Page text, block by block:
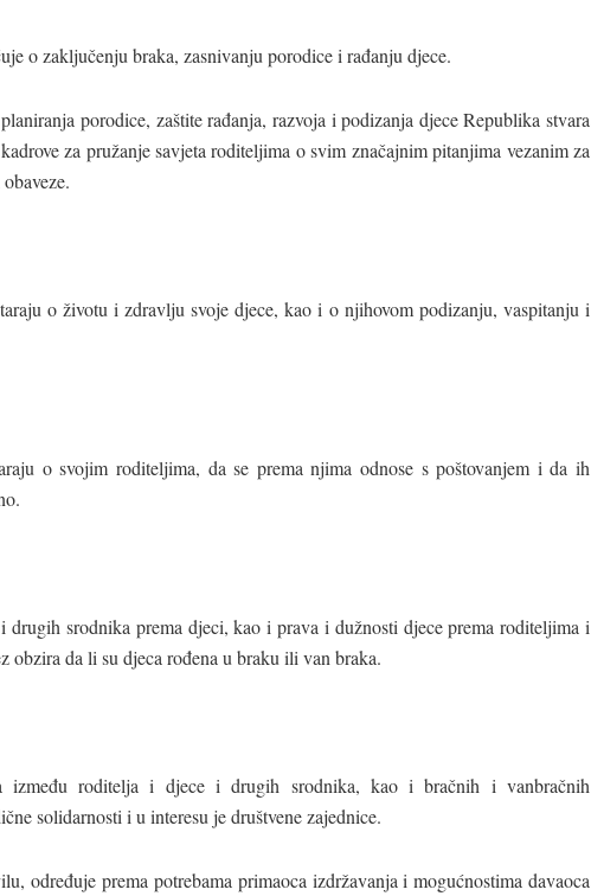
o zaključenju braka, zasnivanju porodice i rađanju djece.
porodice, zaštite rađanja, razvoja i podizanja djece Republika stvara
za pružanje savjeta roditeljima o svim značajnim pitanjima vezanim za
o životu i zdravlju svoje djece, kao i o njihovom podizanju, vaspitanju i
o svojim roditeljima, da se prema njima odnose s poštovanjem i da ih
drugih srodnika prema djeci, kao i prava i dužnosti djece prema roditeljima i
obzira da li su djeca rođena u braku ili van braka.
između roditelja i djece i drugih srodnika, kao i bračnih i vanbračnih
solidarnosti i u interesu je društvene zajednice.
određuje prema potrebama primaoca izdržavanja i mogućnostima davaoca